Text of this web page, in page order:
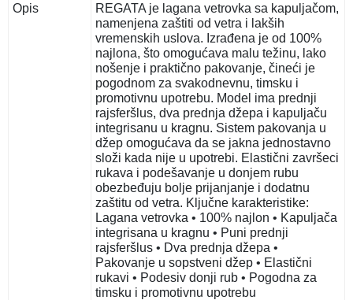
Opis
REGATA je lagana vetrovka sa kapuljačom,
namenjena zaštiti od vetra i lakših
vremenskih uslova. Izrađena je od 100%
najlona, što omogućava malu težinu, lako
nošenje i praktično pakovanje, čineći je
pogodnom za svakodnevnu, timsku i
promotivnu upotrebu. Model ima prednji
rajsferšlus, dva prednja džepa i kapuljaču
integrisanu u kragnu. Sistem pakovanja u
džep omogućava da se jakna jednostavno
složi kada nije u upotrebi. Elastični završeci
rukava i podešavanje u donjem rubu
obezbeđuju bolje prijanjanje i dodatnu
zaštitu od vetra. Ključne karakteristike:
Lagana vetrovka • 100% najlon • Kapuljača
integrisana u kragnu • Puni prednji
rajsferšlus • Dva prednja džepa •
Pakovanje u sopstveni džep • Elastični
rukavi • Podesiv donji rub • Pogodna za
timsku i promotivnu upotrebu